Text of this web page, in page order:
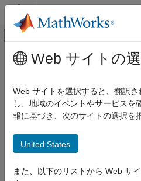
コンテンツへスキップ
オフキャンバス
ドキュメンテーションのホーム
MATLAB Coder
MATLAB Coder Supported Hardware
Jetson and NVIDIA DRIVE Platforms
Modeling
Port
メインコンテンツ
Port
Port number on hardware board
Description
Add-On Required:This
Web サイトの
Web サイトを選択すると、翻訳
し、地域のイベントやサービスを
報に基づき、次のサイトの選択を
United States
また、以下のリストから Web サ